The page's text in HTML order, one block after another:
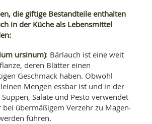
die giftige Bestandteile enthalten
in der Küche als Lebensmittel
ursinum): Bärlauch ist eine weit
deren Blätter einen
Geschmack haben. Obwohl
Mengen essbar ist und in der
Salate und Pesto verwendet
übermäßigem Verzehr zu Magen-
führen.